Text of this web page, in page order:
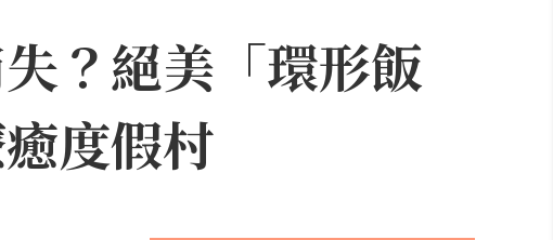
？絕美「環形飯
度假村